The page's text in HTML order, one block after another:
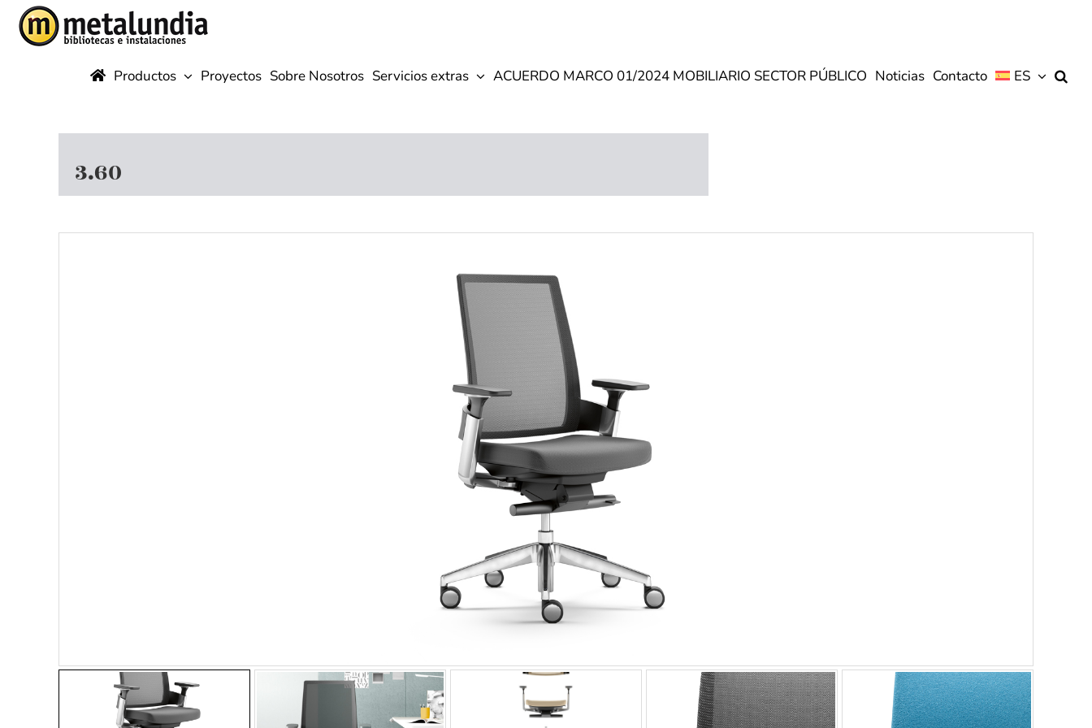
Saltar
contenido
Productos Proyectos Sobre Nosotros Servicios extras ACUERDO MARCO 01/2024 MOBILIARIO SECTOR PÚBLICO Noticias Contacto ES
3.60